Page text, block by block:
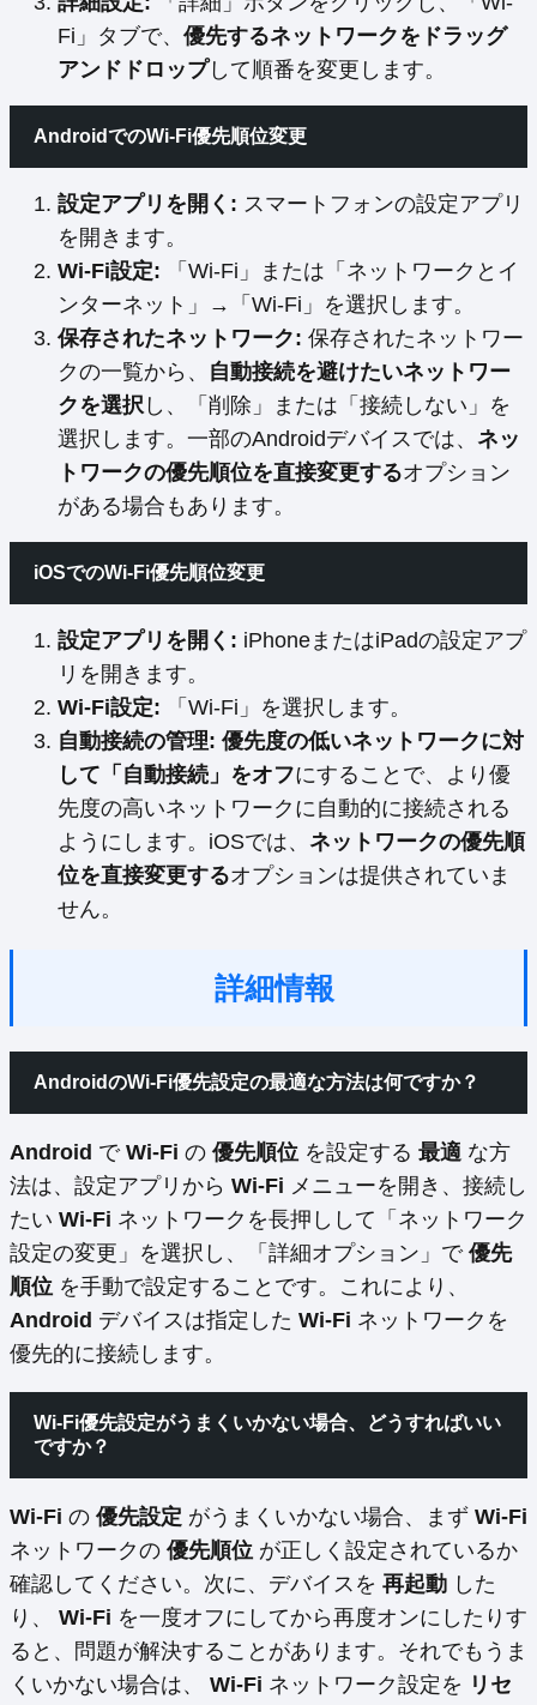
Fi」タブで、 優先するネットワークをドラッグ
アンドドロップして順番を変更します。
AndroidでのWi-Fi優先順位変更
設定アプリを開く: スマートフォンの設定アプリ
を開きます。
Wi-Fi設定: 「Wi-Fi」または「ネットワークとイ
ンターネット」→「Wi-Fi」を選択します。
保存されたネットワーク: 保存されたネットワー
クの一覧から、 自動接続を避けたいネットワー
クを選択 し、「削除」または「接続しない」を
選択します。一部のAndroidデバイスでは、 ネッ
トワークの優先順位を直接変更するオプション
がある場合もあります。
iOSでのWi-Fi優先順位変更
設定アプリを開く: iPhoneまたはiPadの設定アプ
リを開きます。
Wi-Fi設定: 「Wi-Fi」を選択します。
自動接続の管理: 優先度の低いネットワークに対
して「自動接続」をオフにすることで、より優
先度の高いネットワークに自動的に接続される
ようにします。iOSでは、 ネットワークの優先順
位を直接変更するオプションは提供されていま
せん。
詳細情報
AndroidのWi-Fi優先設定の最適な方法は何ですか？
Android で Wi-Fi の 優先順位 を設定する 最適 な方
法は、設定アプリから Wi-Fi メニューを開き、接続し
たい Wi-Fi ネットワークを長押しして「ネットワーク
設定の変更」を選択し、「詳細オプション」で 優先
順位 を手動で設定することです。これにより、
Android デバイスは指定した Wi-Fi ネットワークを
優先的に接続します。
Wi-Fi優先設定がうまくいかない場合、どうすればいい
ですか？
Wi-Fi の 優先設定 がうまくいかない場合、まず Wi-Fi
ネットワークの 優先順位 が正しく設定されているか
確認してください。次に、デバイスを 再起動 した
り、 Wi-Fi を一度オフにしてから再度オンにしたりす
ると、問題が解決することがあります。それでもうま
くいかない場合は、 Wi-Fi ネットワーク設定を リセ